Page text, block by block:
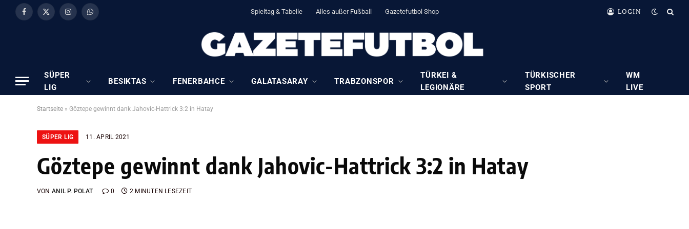
Facebook
X
InstagramWhatsApp Spieltag & Tabelle Alles außer Fußball Gazetefutbol Shop LOGIN
SÜPER
LIG
BESIKTAS FENERBAHCE GALATASARAY TRABZONSPOR
TÜRKEI &
LEGIONÄRE
TÜRKISCHER
SPORT
WM
LIVE
Startseite » Göztepe gewinnt dank Jahovic-Hattrick 3:2 in Hatay
SÜPER LIG 11. APRIL 2021
Göztepe gewinnt dank Jahovic-Hattrick 3:2 in Hatay
VON ANIL P. POLAT 0 2 MINUTEN LESEZEIT